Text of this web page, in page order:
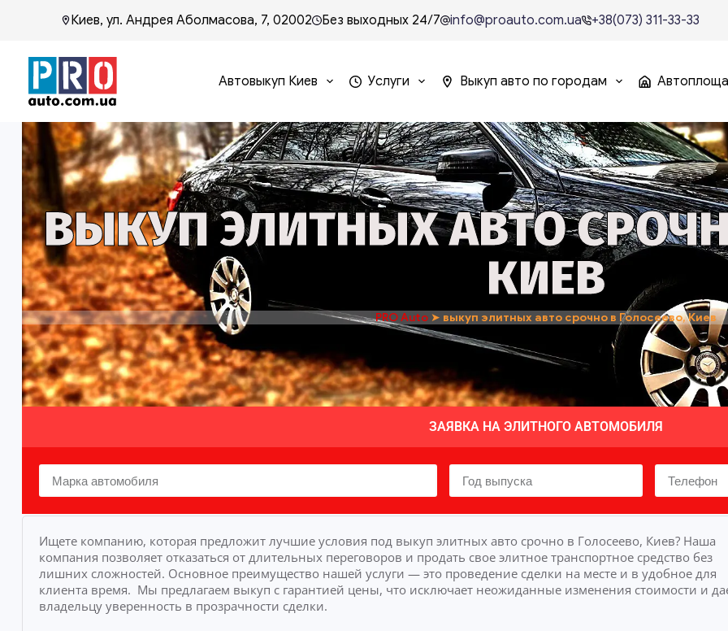
Киев, ул. Андрея Аболмасова, 7, 02002 Без выходных 24/7 info@proauto.com.ua +38(073) 311-33-33
Автовыкуп Киев Услуги Выкуп авто по городам
ВЫКУП ЭЛИТНЫХ АВТО
КИЕВ
PRO Auto➤ выкуп элитных авто срочно в Голосеево, Киев
ЗАЯВКА НА ЭЛИТНОГО АВТОМОБИЛЯ
Ищете компанию, которая предложит лучшие условия под выкуп элитных авто срочно в Голосеево, Киев? Наша
компания позволяет отказаться от длительных переговоров и продать свое элитное транспортное средство без
лишних сложностей. Основное преимущество нашей услуги — это проведение сделки на месте и в удобное для
клиента время. Мы предлагаем выкуп с гарантией цены, что исключает неожиданные изменения стоимости и
владельцу уверенность в прозрачности сделки.